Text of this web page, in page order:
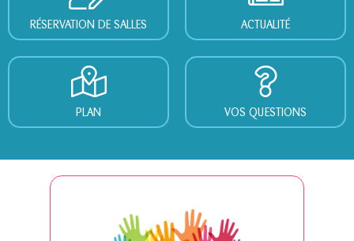
RÉSERVATION DE SALLES ACTUALITÉ
PLAN VOS QUESTIONS